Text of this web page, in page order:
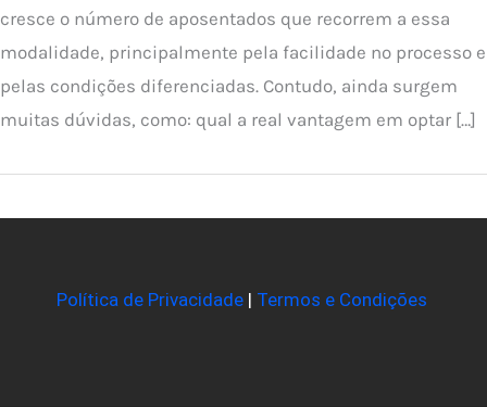
cresce o número de aposentados que recorrem a essa
modalidade, principalmente pela facilidade no processo e
pelas condições diferenciadas. Contudo, ainda surgem
muitas dúvidas, como: qual a real vantagem em optar […]
Política de Privacidade| Termos e Condições